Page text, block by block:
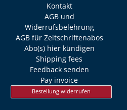
Kontakt
AGB und
Widerrufsbelehrung
AGB für Zeitschriftenabos
Abo(s) hier kündigen
Shipping fees
Feedback senden
Pay invoice
Bestellung widerrufen